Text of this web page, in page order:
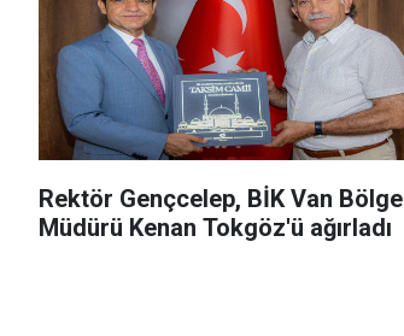
Rektör Gençcelep, BİK Van Bölge
Müdürü Kenan Tokgöz'ü ağırladı